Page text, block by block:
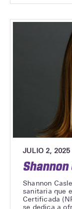
JULIO 2, 2025
Shannon
sanitaria que
Certificada